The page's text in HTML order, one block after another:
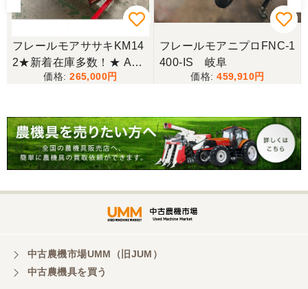
フレールモアササキKM14
2★新着在庫多数！★ A2
キャスター付 草刈り 作業
33】
265,000
フレールモアニプロFNC-1
400-IS 岐阜
459,910
中古農機市場UMM（旧JUM）
中古農機具を買う